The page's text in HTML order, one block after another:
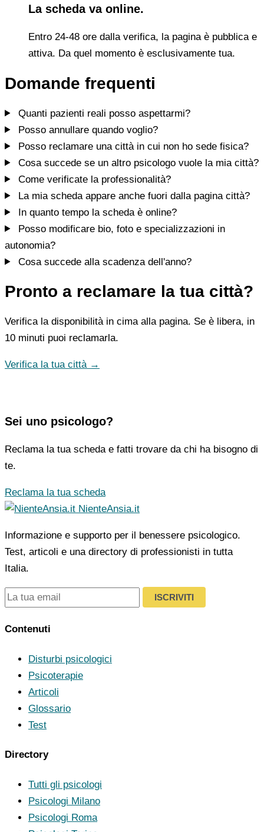
La scheda va online.
Entro 24-48 ore dalla verifica, la pagina è pubblica e
attiva. Da quel momento è esclusivamente tua.
Domande frequenti
Quanti pazienti reali posso aspettarmi?
Posso annullare quando voglio?
Posso reclamare una città in cui non ho sede fisica?
Cosa succede se un altro psicologo vuole la mia città?
Come verificate la professionalità?
La mia scheda appare anche fuori dalla pagina città?
In quanto tempo la scheda è online?
Posso modificare bio, foto e specializzazioni in
autonomia?
Cosa succede alla scadenza dell'anno?
Pronto a reclamare la tua città?
Verifica la disponibilità in cima alla pagina. Se è libera, in
10 minuti puoi reclamarla.
Verifica la tua città →
Sei uno psicologo?
Reclama la tua scheda e fatti trovare da chi ha bisogno di
te.
Reclama la tua scheda
NienteAnsia.it
Informazione e supporto per il benessere psicologico.
Test, articoli e una directory di professionisti in tutta
Italia.
ISCRIVITI
Contenuti
Disturbi psicologici
Psicoterapie
Articoli
Glossario
Test
Directory
Tutti gli psicologi
Psicologi Milano
Psicologi Roma